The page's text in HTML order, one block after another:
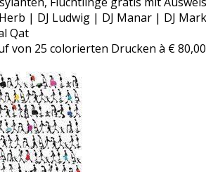
| DJ Ludwig | DJ Manar | DJ
Qat
25 colorierten Drucken à €